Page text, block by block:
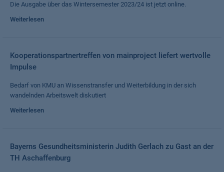
Die Ausgabe über das Wintersemester 2023/24 ist jetzt online.
Weiterlesen
Kooperationspartnertreffen von mainproject liefert wertvolle
Impulse
Bedarf von KMU an Wissenstransfer und Weiterbildung in der sich
wandelnden Arbeitswelt diskutiert
Weiterlesen
Bayerns Gesundheitsministerin Judith Gerlach zu Gast an der
TH Aschaffenburg